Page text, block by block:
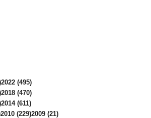
2022 (495)
2018 (470)
2014 (611)
2010 (229)2009 (21)